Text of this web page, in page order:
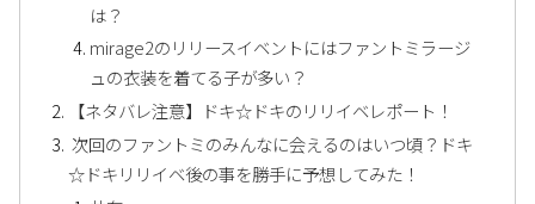
は？
mirage2のリリースイベントにはファントミラージ
ュの衣装を着てる子が多い？
【ネタバレ注意】ドキ☆ドキのリリイベレポート！
次回のファントミのみんなに会えるのはいつ頃？ドキ
☆ドキリリイベ後の事を勝手に予想してみた！